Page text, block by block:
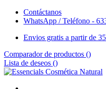
Contáctanos
WhatsApp / Teléfono -
Envios gratis a partir de
Comparador de productos ()
Lista de deseos ()